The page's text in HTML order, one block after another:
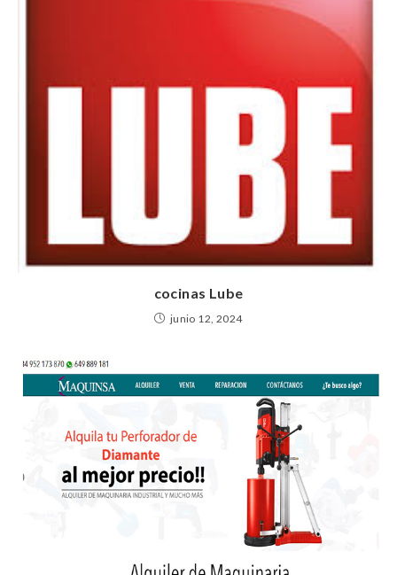
cocinas Lube
junio 12, 2024